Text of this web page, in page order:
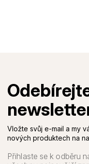
Vložte svůj e-mail a my
nových produktech na